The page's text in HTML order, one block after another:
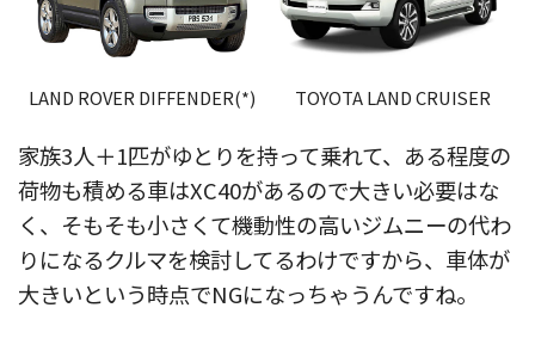
LAND ROVER DIFFENDER(*) TOYOTA LAND CRUISER
家族3人＋1匹がゆとりを持って乗れて、ある程度の
荷物も積める車はXC40があるので大きい必要はな
く、そもそも小さくて機動性の高いジムニーの代わ
りになるクルマを検討してるわけですから、車体が
大きいという時点でNGになっちゃうんですね。